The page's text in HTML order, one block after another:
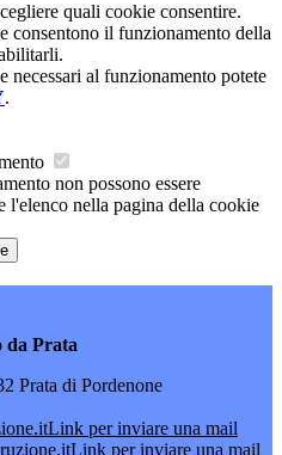
quali cookie consentire.
consentono il funzionamento della
necessari al funzionamento potete
.
non possono essere
l'elenco nella pagina della cookie
da Prata
Prata di Pordenone
Link per inviare una mail
Link per inviare una mail